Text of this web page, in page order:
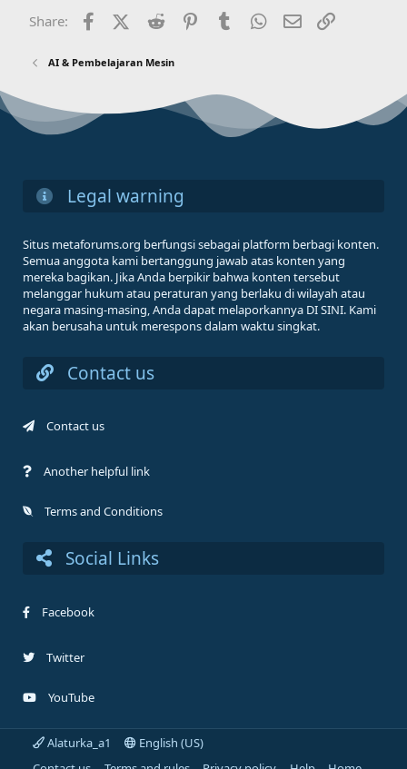
Share: FacebookX (Twitter)
Reddit PinterestTumblr WhatsApp
Email
AI & Pembelajaran Mesin
Legal warning
Situs metaforums.org berfungsi sebagai platform berbagi konten.
Semua anggota kami bertanggung jawab atas konten yang
mereka bagikan. Jika Anda berpikir bahwa konten tersebut
melanggar hukum atau peraturan yang berlaku di wilayah atau
negara masing-masing, Anda dapat melaporkannya DI SINI. Kami
akan berusaha untuk merespons dalam waktu singkat.
Contact us
Contact us
Another helpful link
Terms and Conditions
Social Links
Facebook
Twitter
YouTube
Alaturka_a1
English (US)